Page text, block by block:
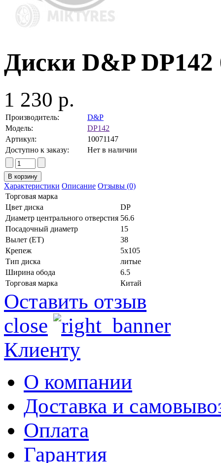
Диски D&P DP142
1 230 р.
Производитель:
D&P
Модель:
DP142
Артикул:
10071147
Доступно к заказу:
Нет в наличии
Характеристики Описание Отзывы (0)
Торговая марка
Цвет диска
DP
Диаметр центрального отверстия 56.6
Посадочный диаметр
15
Вылет (ET)
38
Крепеж
5x105
Тип диска
литые
Ширина обода
6.5
Торговая марка
Китай
Оставить отзыв
close
Клиенту
О компании
Доставка и
Оплата
Гарантия